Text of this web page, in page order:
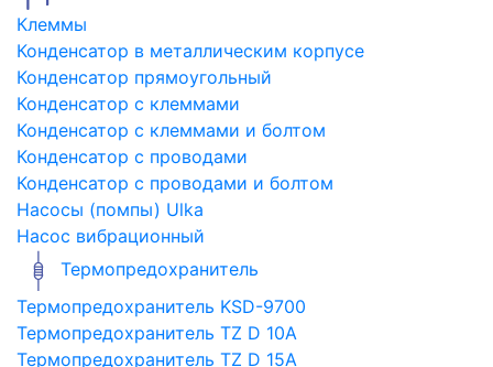
Клеммы
Конденсатор в металлическим корпусе
Конденсатор прямоугольный
Конденсатор с клеммами
Конденсатор с клеммами и болтом
Конденсатор с проводами
Конденсатор с проводами и болтом
Насосы (помпы) Ulka
Насос вибрационный
Термопредохранитель
Термопредохранитель KSD-9700
Термопредохранитель TZ D 10A
Термопредохранитель TZ D 15A